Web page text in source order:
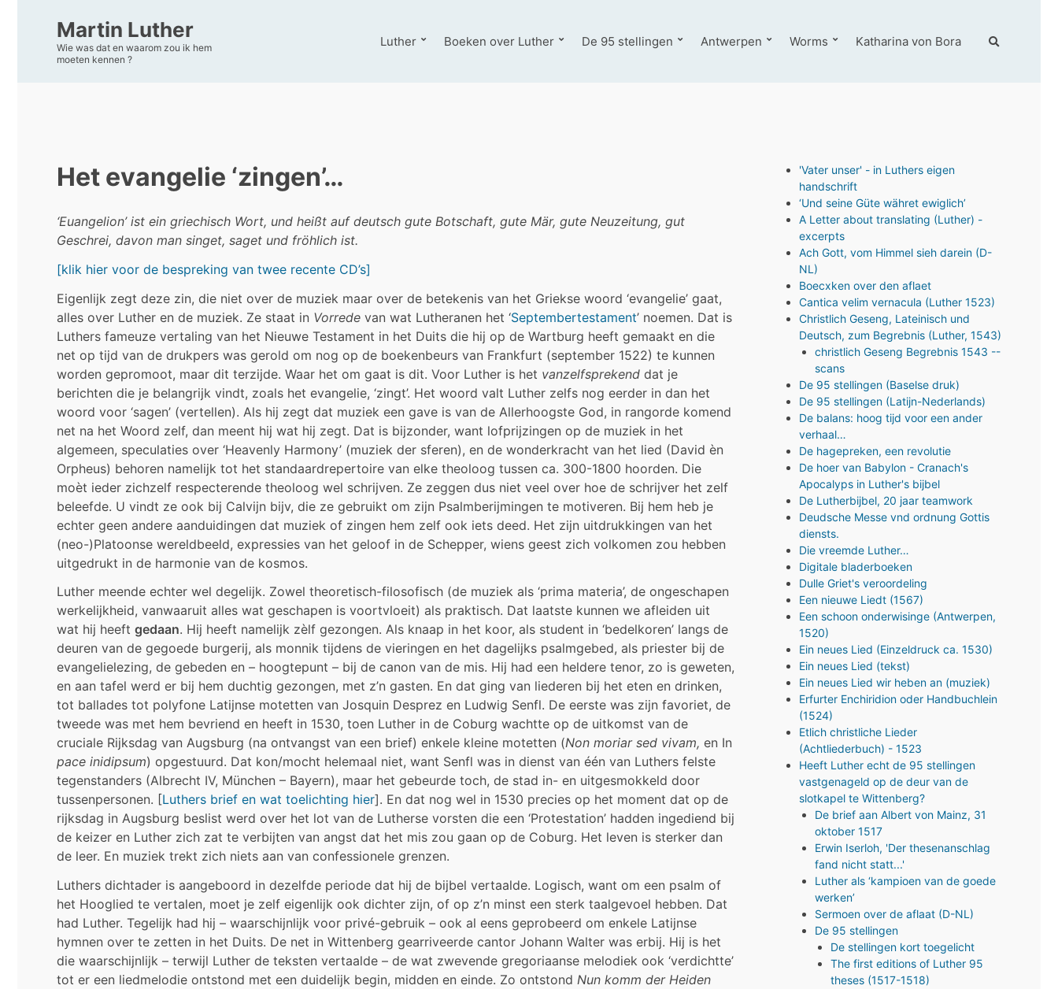
Martin Luther
Wie was dat en waarom zou ik hem
moeten kennen ?
Luther Boeken over Luther De 95 stellingen Antwerpen Worms Katharina von Bora
E
Het evangelie ‘zingen’…
‘Euangelion’ ist ein griechisch Wort, und heißt auf deutsch gute Botschaft, gute Mär, gute Neuzeitung, gut
Geschrei, davon man singet, saget und fröhlich ist.
[klik hier voor de bespreking van twee recente CD’s]
Eigenlijk zegt deze zin, die niet over de muziek maar over de betekenis van het Griekse woord ‘evangelie’ gaat,
alles over Luther en de muziek. Ze staat in Vorrede van wat Lutheranen het ‘Septembertestament’ noemen. Dat is
Luthers fameuze vertaling van het Nieuwe Testament in het Duits die hij op de Wartburg heeft gemaakt en die
net op tijd van de drukpers was gerold om nog op de boekenbeurs van Frankfurt (september 1522) te kunnen
worden gepromoot, maar dit terzijde. Waar het om gaat is dit. Voor Luther is het vanzelfsprekend dat je
berichten die je belangrijk vindt, zoals het evangelie, ‘zingt’. Het woord valt Luther zelfs nog eerder in dan het
woord voor ‘sagen’ (vertellen). Als hij zegt dat muziek een gave is van de Allerhoogste God, in rangorde komend
net na het Woord zelf, dan meent hij wat hij zegt. Dat is bijzonder, want lofprijzingen op de muziek in het
algemeen, speculaties over ‘Heavenly Harmony’ (muziek der sferen), en de wonderkracht van het lied (David èn
Orpheus) behoren namelijk tot het standaardrepertoire van elke theoloog tussen ca. 300-1800 hoorden. Die
moèt ieder zichzelf respecterende theoloog wel schrijven. Ze zeggen dus niet veel over hoe de schrijver het zelf
beleefde. U vindt ze ook bij Calvijn bijv, die ze gebruikt om zijn Psalmberijmingen te motiveren. Bij hem heb je
echter geen andere aanduidingen dat muziek of zingen hem zelf ook iets deed. Het zijn uitdrukkingen van het
(neo-)Platoonse wereldbeeld, expressies van het geloof in de Schepper, wiens geest zich volkomen zou hebben
uitgedrukt in de harmonie van de kosmos.
Luther meende echter wel degelijk. Zowel theoretisch-filosofisch (de muziek als ‘prima materia’, de ongeschapen
werkelijkheid, vanwaaruit alles wat geschapen is voortvloeit) als praktisch. Dat laatste kunnen we afleiden uit
wat hij heeft gedaan. Hij heeft namelijk zèlf gezongen. Als knaap in het koor, als student in ‘bedelkoren’ langs de
deuren van de gegoede burgerij, als monnik tijdens de vieringen en het dagelijks psalmgebed, als priester bij de
evangelielezing, de gebeden en – hoogtepunt – bij de canon van de mis. Hij had een heldere tenor, zo is geweten,
en aan tafel werd er bij hem duchtig gezongen, met z’n gasten. En dat ging van liederen bij het eten en drinken,
tot ballades tot polyfone Latijnse motetten van Josquin Desprez en Ludwig Senfl. De eerste was zijn favoriet, de
tweede was met hem bevriend en heeft in 1530, toen Luther in de Coburg wachtte op de uitkomst van de
cruciale Rijksdag van Augsburg (na ontvangst van een brief) enkele kleine motetten (Non moriar sed vivam, en In
pace inidipsum) opgestuurd. Dat kon/mocht helemaal niet, want Senfl was in dienst van één van Luthers felste
tegenstanders (Albrecht IV, München – Bayern), maar het gebeurde toch, de stad in- en uitgesmokkeld door
tussenpersonen. [Luthers brief en wat toelichting hier]. En dat nog wel in 1530 precies op het moment dat op de
rijksdag in Augsburg beslist werd over het lot van de Lutherse vorsten die een ‘Protestation’ hadden ingediend bij
de keizer en Luther zich zat te verbijten van angst dat het mis zou gaan op de Coburg. Het leven is sterker dan
de leer. En muziek trekt zich niets aan van confessionele grenzen.
Luthers dichtader is aangeboord in dezelfde periode dat hij de bijbel vertaalde. Logisch, want om een psalm of
het Hooglied te vertalen, moet je zelf eigenlijk ook dichter zijn, of op z’n minst een sterk taalgevoel hebben. Dat
had Luther. Tegelijk had hij – waarschijnlijk voor privé-gebruik – ook al eens geprobeerd om enkele Latijnse
hymnen over te zetten in het Duits. De net in Wittenberg gearriveerde cantor Johann Walter was erbij. Hij is het
die waarschijnlijk – terwijl Luther de teksten vertaalde – de wat zwevende gregoriaanse melodiek ook ‘verdichtte’
tot er een liedmelodie ontstond met een duidelijk begin, midden en einde. Zo ontstond Nun komm der Heiden
'Vater unser' - in Luthers eigen
handschrift
‘Und seine Güte währet ewiglich’
A Letter about translating (Luther) -
excerpts
Ach Gott, vom Himmel sieh darein (D-
NL)
Boecxken over den aflaet
Cantica velim vernacula (Luther 1523)
Christlich Geseng, Lateinisch und
Deutsch, zum Begrebnis (Luther, 1543)
christlich Geseng Begrebnis 1543 --
scans
De 95 stellingen (Baselse druk)
De 95 stellingen (Latijn-Nederlands)
De balans: hoog tijd voor een ander
verhaal…
De hagepreken, een revolutie
De hoer van Babylon - Cranach's
Apocalyps in Luther's bijbel
De Lutherbijbel, 20 jaar teamwork
Deudsche Messe vnd ordnung Gottis
diensts.
Die vreemde Luther…
Digitale bladerboeken
Dulle Griet's veroordeling
Een nieuwe Liedt (1567)
Een schoon onderwisinge (Antwerpen,
1520)
Ein neues Lied (Einzeldruck ca. 1530)
Ein neues Lied (tekst)
Ein neues Lied wir heben an (muziek)
Erfurter Enchiridion oder Handbuchlein
(1524)
Etlich christliche Lieder
(Achtliederbuch) - 1523
Heeft Luther echt de 95 stellingen
vastgenageld op de deur van de
slotkapel te Wittenberg?
De brief aan Albert von Mainz, 31
oktober 1517
Erwin Iserloh, 'Der thesenanschlag
fand nicht statt...'
Luther als ‘kampioen van de goede
werken’
Sermoen over de aflaat (D-NL)
De 95 stellingen
De stellingen kort toegelicht
The first editions of Luther 95
theses (1517-1518)